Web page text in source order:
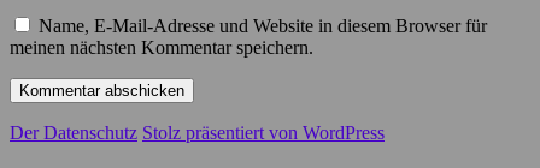
Name, E-Mail-Adresse und Website in diesem Browser für
meinen nächsten Kommentar speichern.
Der Datenschutz Stolz präsentiert von WordPress